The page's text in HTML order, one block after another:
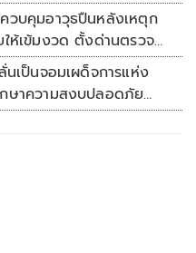
วบคุมอาวุธปืนหลังเหตุก
ห้เข้มงวด ตั้งด่านตรวจ
เป็นจอมเผด็จการแห่ง
ษาความสงบปลอดภัย